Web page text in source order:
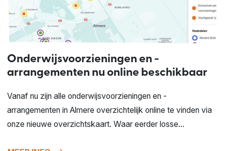
Onderwijsvoorzieningen en -
arrangementen nu online beschikbaar
Vanaf nu zijn alle onderwijsvoorzieningen en -
arrangementen in Almere overzichtelijk online te vinden via
onze nieuwe overzichtskaart. Waar eerder losse...